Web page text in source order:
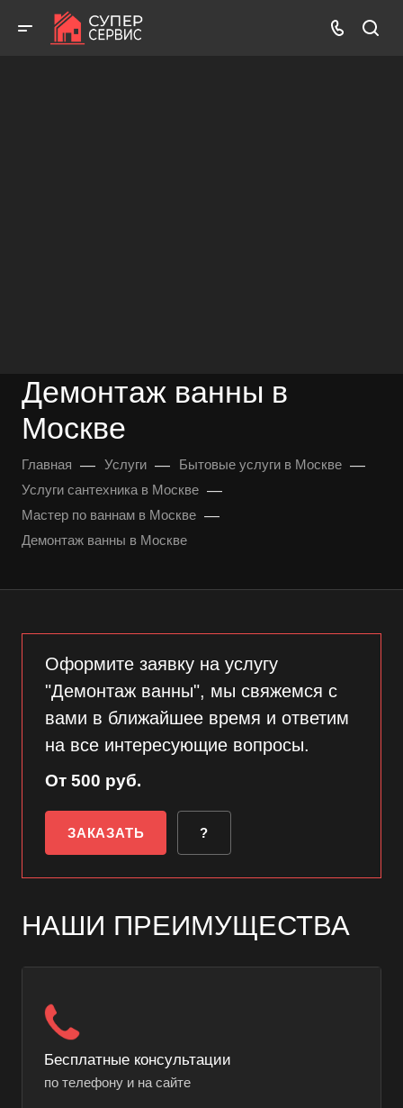
Демонтаж ванны в
Москве
Главная — Услуги — Бытовые услуги в Москве —
Услуги сантехника в Москве —
Мастер по ваннам в Москве —
Демонтаж ванны в Москве
Оформите заявку на услугу
"Демонтаж ванны", мы свяжемся с
вами в ближайшее время и ответим
на все интересующие вопросы.
От 500 руб.
ЗАКАЗАТЬ ?
НАШИ ПРЕИМУЩЕСТВА
Бесплатные консультации
по телефону и на сайте